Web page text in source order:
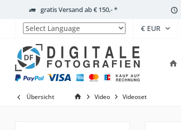
gratis Versand ab € 150,- *
Powered by
Übersicht Video Videoset